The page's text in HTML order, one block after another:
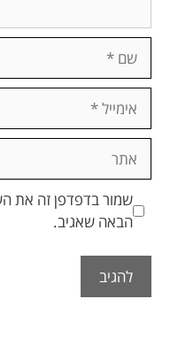
שמור בדפדפן זה את
הבאה שאגיב.